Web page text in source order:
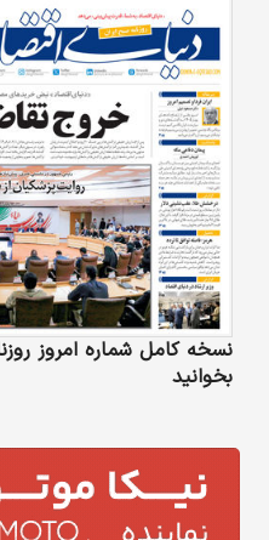
نسخه کامل شماره امروز
بخوانید